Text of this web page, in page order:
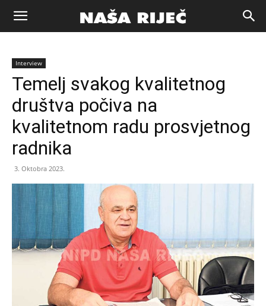
Naša
riječ
Zenica
Interview
Temelj svakog kvalitetnog
društva počiva na
kvalitetnom radu prosvjetnog
radnika
3. Oktobra 2023.